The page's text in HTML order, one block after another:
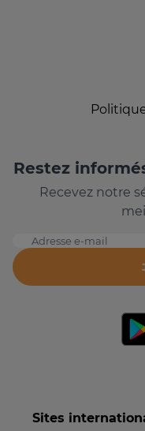
Restez
Recevez notre
Adresse e-mail
Sites